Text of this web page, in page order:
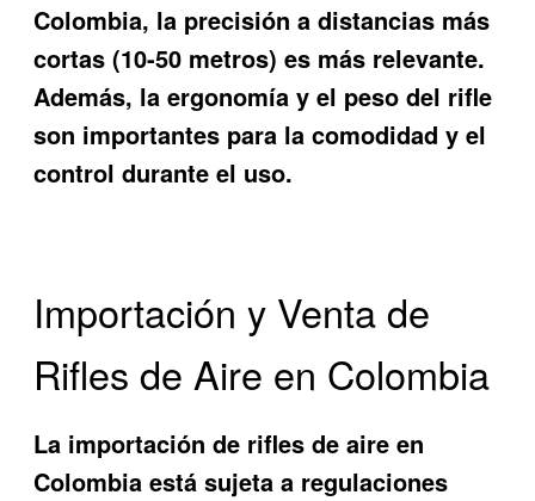
Colombia, la precisión a distancias más
cortas (10-50 metros) es más relevante.
Además, la ergonomía y el peso del rifle
son importantes para la comodidad y el
control durante el uso.
Importación y Venta de
Rifles de Aire en Colombia
La importación de rifles de aire en
Colombia está sujeta a regulaciones